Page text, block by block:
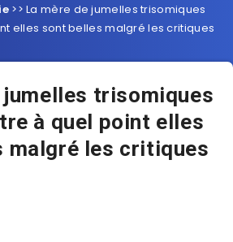
>>La mère de jumelles trisomiques
elles sont belles malgré les critiques
jumelles trisomiques
à quel point elles
malgré les critiques